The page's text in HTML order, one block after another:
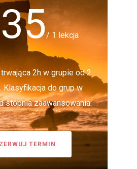
35/ 1 lekcja
2h w grupie od 2
Klasyfikacja do grup w
stopnia zaawansowania.
TERMIN